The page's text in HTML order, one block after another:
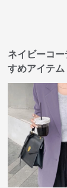
ネイビーコ
すめアイテム